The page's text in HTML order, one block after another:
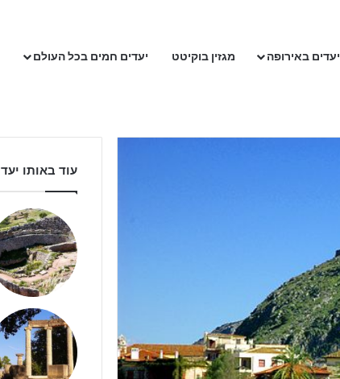
יעדים באירופה מגזין בוקיטט יעדים חמים בכל העולם
עוד באותו יעד